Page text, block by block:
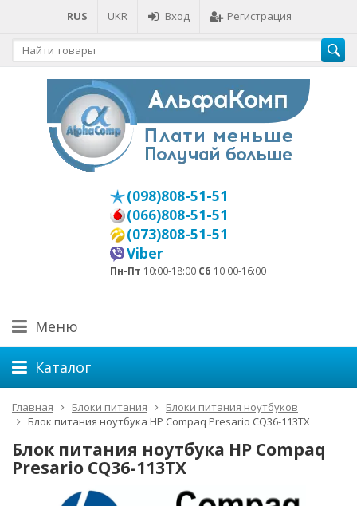
RUS UKR Вход Регистрация
(098)808-51-51
(066)808-51-51
(073)808-51-51
Viber
Пн-Пт 10:00-18:00 Сб 10:00-16:00
Меню
Каталог
Главная Блоки питания
Блоки питания ноутбуков
Блок питания ноутбука HP Compaq Presario CQ36-113TX
Блок питания ноутбука HP Compaq
Presario CQ36-113TX